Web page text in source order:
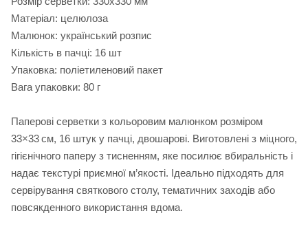
Матеріал: целюлоза
Малюнок: український розпис
Кількість в пачці: 16 шт
Упаковка: поліетиленовий пакет
Вага упаковки: 80 г
Паперові серветки з кольоровим малюнком розміром
33×33 см, 16 штук у пачці, двошарові. Виготовлені з міцного,
гігієнічного паперу з тисненням, яке посилює вбиральність і
надає текстурі приємної м’якості. Ідеально підходять для
сервірування святкового столу, тематичних заходів або
повсякденного використання вдома.